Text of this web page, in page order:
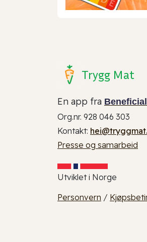
Trygg Mat
En app fra
Org.nr. 928 046 303
Kontakt:
Presse og samarbeid
Utviklet i Norge
Personvern /